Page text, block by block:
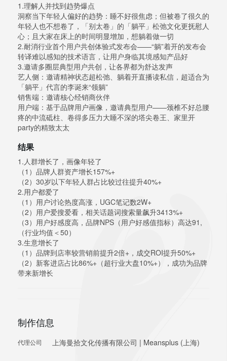
1.理解人并找到趋势爆点
洞察当下年轻人偏好的趋势：睡不好很焦虑；但被卷了很久的
年轻人也不想卷了，「别太卷」的「躺平」松弛文化更抚慰人
心；且大家在床上的时间明显增加，想躺着做一切
2.耐消行业首个用户共创体验式发布会——“躺”着开的发布会
转译难以感知的技术语言，让用户身临其境感知产品好
3.邀请多圈层典型用户共创，让各界都为舒达发声
艺人侧：邀请精神状态超松弛、躺着开直播读私信，超适合为
「躺平」代言的李诞来“领躺”
销售端：邀请核心经销商伙伴
用户端：基于品牌用户画像，邀请典型用户——颈椎不好总腰
疼的中流砥柱、卷得多压力大睡不深的塔尖卷王、家里开
party的精致太太
结果
1.人群增长了，画像年轻了
（1）品牌人群资产增长157%+
（2）30岁以下年轻人群占比较过往提升40%+
2.用户都爱了
（1）用户讨论热度高涨，UGC笔记数2W+
（2）用户爱搜爱看，相关话题词搜索量飙升3413%+
（3）用户好感度高，品牌NPS（用户好感值指标）高达91,
（行业均值＜50）
3.生意增长了
（1）品牌到店率较营销前提升2倍+，成交ROI提升50%+
（2）新客进店占比86%+（超行业大盘10%+），成功为品牌
带来新增长
制作信息
代理公司 上海曼拾文化传播有限公司 | Meansplus (上海)